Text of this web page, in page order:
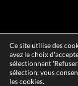
Ce site utilise des
avez le choix
sélectionnant
sélection, vous
les cookies.